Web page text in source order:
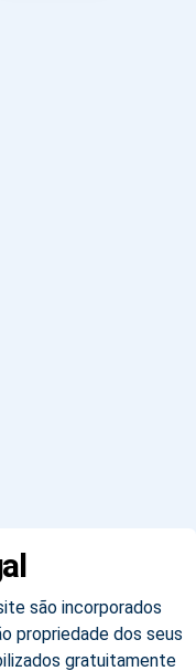
são incorporados
propriedade dos seus
gratuitamente